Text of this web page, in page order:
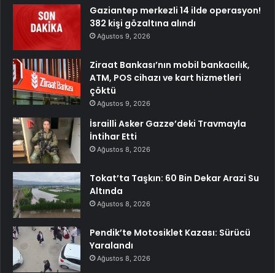
Gaziantep merkezli 14 ilde operasyon!
382 kişi gözaltına alındı
Ağustos 9, 2026
Ziraat Bankası’nın mobil bankacılık,
ATM, POS cihazı ve kart hizmetleri
çöktü
Ağustos 9, 2026
İsrailli Asker Gazze’deki Travmayla
İntihar Etti
Ağustos 8, 2026
Tokat’ta Taşkın: 60 Bin Dekar Arazi Su
Altında
Ağustos 8, 2026
Pendik’te Motosiklet Kazası: Sürücü
Yaralandı
Ağustos 8, 2026